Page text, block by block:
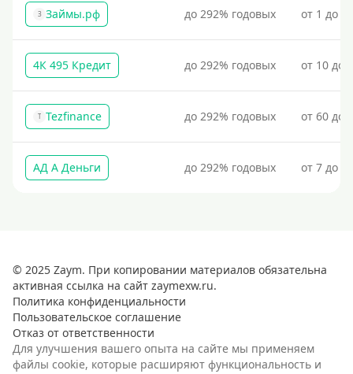
З Займы.рф до 292% годовых от 1 до
4К 495 Кредит до 292% годовых от 10 до
T Tezfinance до 292% годовых от 60 до
АД А Деньги до 292% годовых от 7 до
© 2025 Zaym. При копировании материалов обязательна
активная ссылка на сайт zaymexw.ru.
Политика конфиденциальности
Пользовательское соглашение
Отказ от ответственности
Для улучшения вашего опыта на сайте мы применяем
файлы cookie, которые расширяют функциональность и